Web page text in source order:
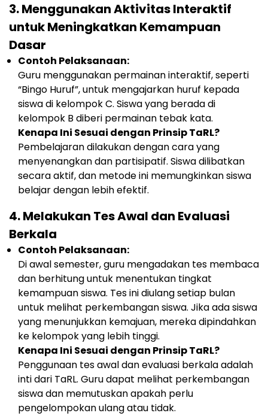
3.Menggunakan Aktivitas Interaktif
untuk Meningkatkan Kemampuan
Dasar
Contoh Pelaksanaan:
Guru menggunakan permainan interaktif, seperti
“Bingo Huruf”, untuk mengajarkan huruf kepada
siswa di kelompok C. Siswa yang berada di
kelompok B diberi permainan tebak kata.
Kenapa Ini Sesuai dengan Prinsip TaRL?
Pembelajaran dilakukan dengan cara yang
menyenangkan dan partisipatif. Siswa dilibatkan
secara aktif, dan metode ini memungkinkan siswa
belajar dengan lebih efektif.
4.Melakukan Tes Awal dan Evaluasi
Berkala
Contoh Pelaksanaan:
Di awal semester, guru mengadakan tes membaca
dan berhitung untuk menentukan tingkat
kemampuan siswa. Tes ini diulang setiap bulan
untuk melihat perkembangan siswa. Jika ada siswa
yang menunjukkan kemajuan, mereka dipindahkan
ke kelompok yang lebih tinggi.
Kenapa Ini Sesuai dengan Prinsip TaRL?
Penggunaan tes awal dan evaluasi berkala adalah
inti dari TaRL. Guru dapat melihat perkembangan
siswa dan memutuskan apakah perlu
pengelompokan ulang atau tidak.